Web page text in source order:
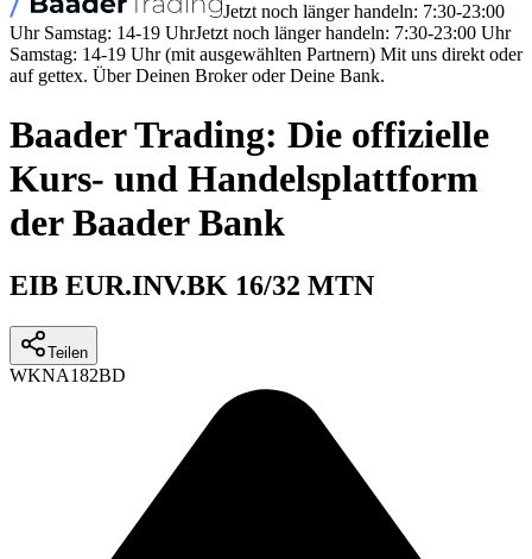
Jetzt noch länger handeln: 7:30-23:00
Uhr Samstag: 14-19 UhrJetzt noch länger handeln: 7:30-23:00 Uhr
Samstag: 14-19 Uhr (mit ausgewählten Partnern) Mit uns direkt oder
auf gettex. Über Deinen Broker oder Deine Bank.
Baader Trading: Die offizielle
Kurs- und Handelsplattform
der Baader Bank
EIB EUR.INV.BK 16/32 MTN
Teilen
WKNA182BD